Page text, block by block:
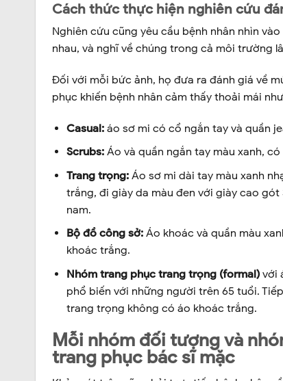
Cách thức thực hiện nghiên cứu
Nghiên cứu cũng yêu cầu bệnh nhân nhìn
nhau, và nghĩ về chúng trong cả môi trường
Đối với mỗi bức ảnh, họ đưa ra đánh giá về
phục khiến bệnh nhân cảm thấy thoải mái
Casual:áo sơ mi có cổ ngắn tay và quần
Scrubs:Áo và quần ngắn tay màu xanh,
Trang trọng:Áo sơ mi dài tay màu xanh
trắng, đi giày da màu đen với giày cao
nam.
Bộ đồ công sở:Áo khoác và quần màu
khoác trắng.
Nhóm trang phục trang trọng (formal)với
phổ biến với những người trên 65 tuổi.
trang trọng không có áo khoác trắng.
Mỗi nhóm đối tượng và
trang phục bác sĩ mặc